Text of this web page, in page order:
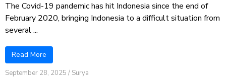
The Covid-19 pandemic has hit Indonesia since the end of
February 2020, bringing Indonesia to a difficult situation from
several ...
Read More
September 28, 2025 / Surya